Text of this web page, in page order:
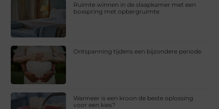
Ruimte winnen in de slaapkamer met een
boxspring met opbergruimte
Ontspanning tijdens een bijzondere periode
Wanneer is een kroon de beste oplossing
voor een kies?